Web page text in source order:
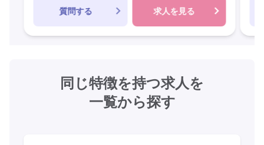
質問する 求人を見る
同じ特徴を持つ求人を
一覧から探す